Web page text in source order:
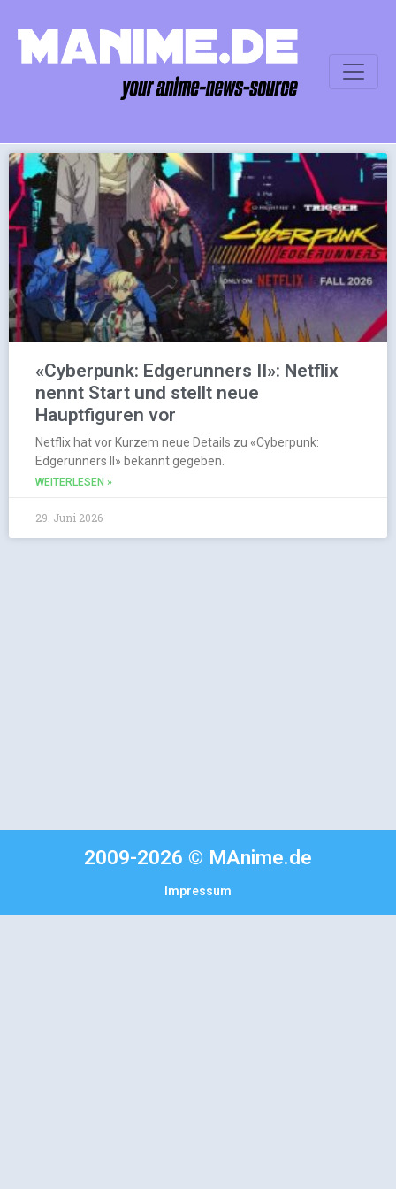
«Cyberpunk: Edgerunners II»: Netflix
nennt Start und stellt neue
Hauptfiguren vor
Netflix hat vor Kurzem neue Details zu «Cyberpunk:
Edgerunners II» bekannt gegeben.
WEITERLESEN »
29. Juni 2026
2009-2026 © MAnime.de
Impressum